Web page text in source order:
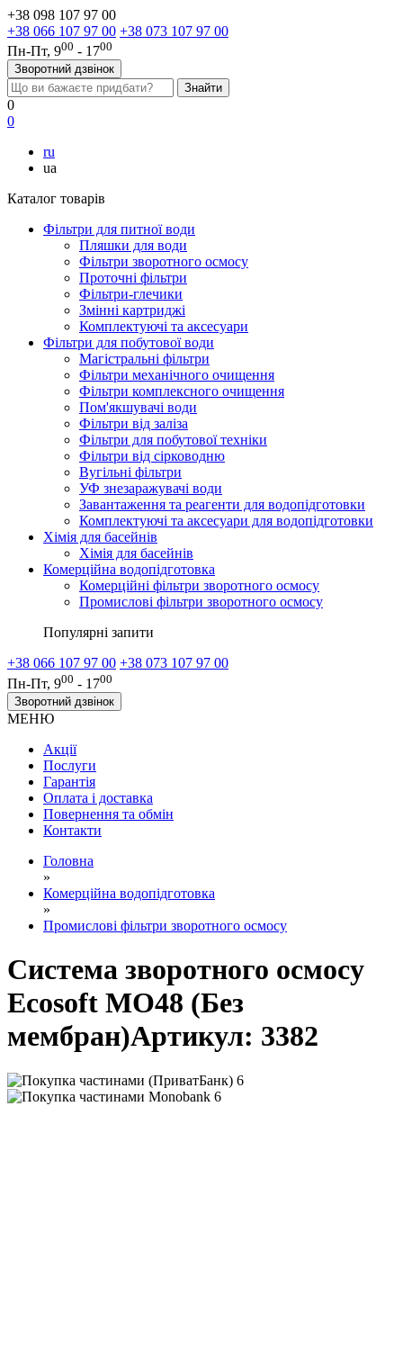
+38 098 107 97 00
+38 066 107 97 00 +38 073 107 97 00
Пн-Пт, 900 - 1700
Зворотний дзвінок
0
0
ru
ua
Каталог товарів
Фільтри для питної води
Пляшки для води
Фільтри зворотного осмосу
Проточні фільтри
Фільтри-глечики
Змінні картриджі
Комплектуючі та аксесуари
Фільтри для побутової води
Магістральні фільтри
Фільтри механічного очищення
Фільтри комплексного очищення
Пом'якшувачі води
Фільтри від заліза
Фільтри для побутової техніки
Фільтри від сірководню
Вугільні фільтри
УФ знезаражувачі води
Завантаження та реагенти для водопідготовки
Комплектуючі та аксесуари для водопідготовки
Хімія для басейнів
Хімія для басейнів
Комерційна водопідготовка
Комерційні фільтри зворотного осмосу
Промислові фільтри зворотного осмосу
Популярні запити
+38 066 107 97 00 +38 073 107 97 00
Пн-Пт, 900 - 1700
Зворотний дзвінок
МЕНЮ
Акції
Послуги
Гарантія
Оплата і доставка
Повернення та обмін
Контакти
Головна
»
Комерційна водопідготовка
»
Промислові фільтри зворотного осмосу
Система зворотного осмосу
Ecosoft MO48 (Без
мембран)Артикул: 3382
6
6